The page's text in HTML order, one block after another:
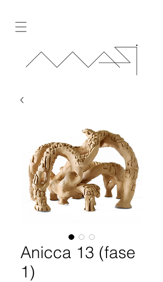
Anicca 13 (fase
1)